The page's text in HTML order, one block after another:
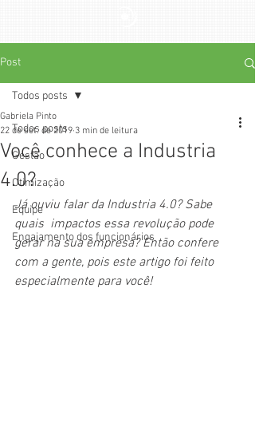
Post
Todos posts
Gestão
Otimização
Equipe
Engajamento dos funcionários
Todos posts
Você conhece a Industria
4.0?
Gabriela Pinto
22 de set. de 2019 3 min de leitura
Já ouviu falar da Industria 4.0? Sabe
quais  impactos essa revolução pode
gerar na sua empresa? Então confere
com a gente, pois este artigo foi feito
especialmente para você!